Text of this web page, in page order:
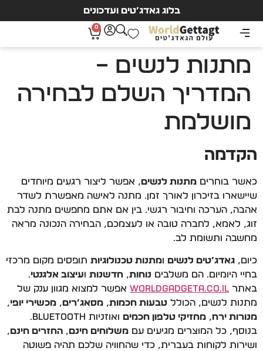
בלוג גאדג’טים ועדכונים
0
מתנות לנשים –
המדריך השלם לבחירה
מושלמת
הקדמה
כאשר בוחרים מתנות לנשים, אפשר ליצור רגעים מיוחדים
שיישארו בזיכרון לאורך זמן. מתנה לאישה מאפשרת לשדר
אהבה, הערכה וחיבור רגשי. בין אם אתם מחפשים מתנה לבת
זוג, לאמא, לחברה טובה או לעצמכם, הבחירה הנכונה מראה
מחשבה ותשומת לב.
כיום, גאדג’טים לנשים ומתנות טכנולוגיות תופסים מקום מרכזי
בחיי היומיום. הם משלבים נוחות, חדשנות ועיצוב אלגנטי.
באתר WorldGadgeta.co.il אפשר למצוא מגוון ענק של
מתנות לנשים, הכולל טבעות חכמות, מסאג’רים, מכשירי יופי,
מנורות ירח, מחזיקי טלפון חכמים
ואוזניות Bluetooth.
בנוסף, כל המוצרים מגיעים עם משלוחים חינם, החזרים חינם,
ושירות לקוחות בעברית, כדי שהחוויה שלכם תהיה פשוטה